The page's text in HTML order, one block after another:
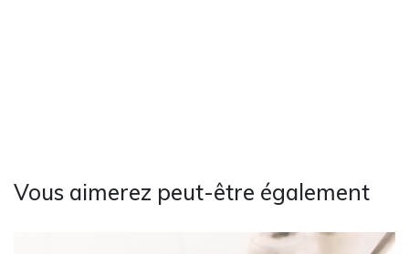
Vous aimerez peut-être également